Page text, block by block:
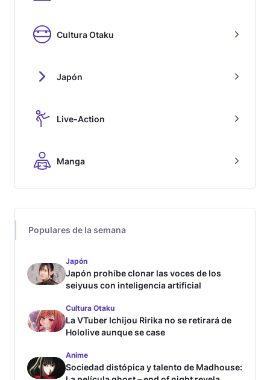
Cultura Otaku
Japón
Live-Action
Manga
Populares de la semana
Japón
Japón prohíbe clonar las voces de los
seiyuus con inteligencia artificial
Cultura Otaku
La VTuber Ichijou Ririka no se retirará de
Hololive aunque se case
Anime
Sociedad distópica y talento de Madhouse: